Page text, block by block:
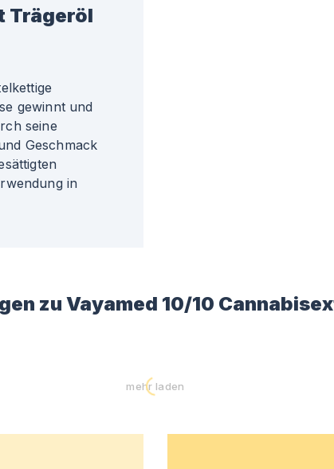
Trägeröl
gewinnt und
seine
Geschmack
in
zu Vayamed 10/10
mehr laden